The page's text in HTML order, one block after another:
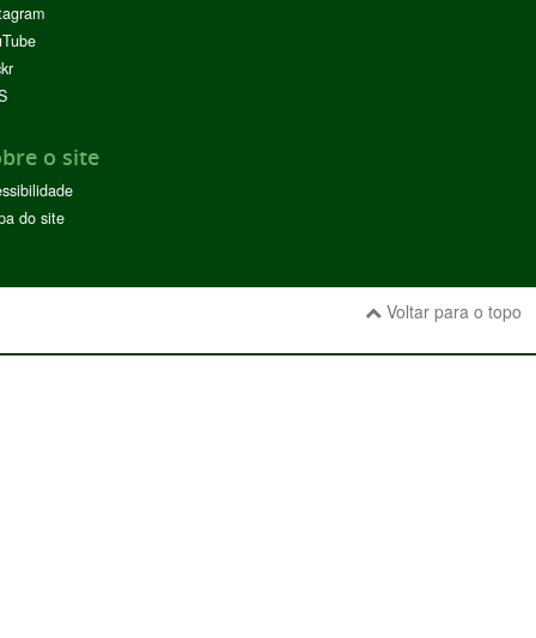
o site
do site
Voltar para o topo